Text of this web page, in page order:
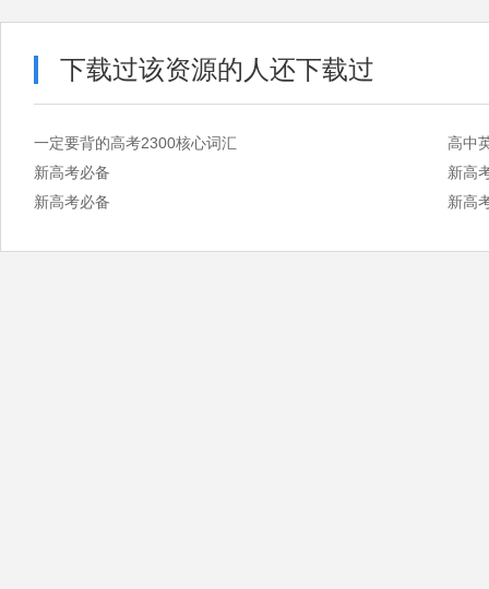
下载过该资源的人还下载过
一定要背的高考2300核心词汇
高中
新高考必备
新高
新高考必备
新高